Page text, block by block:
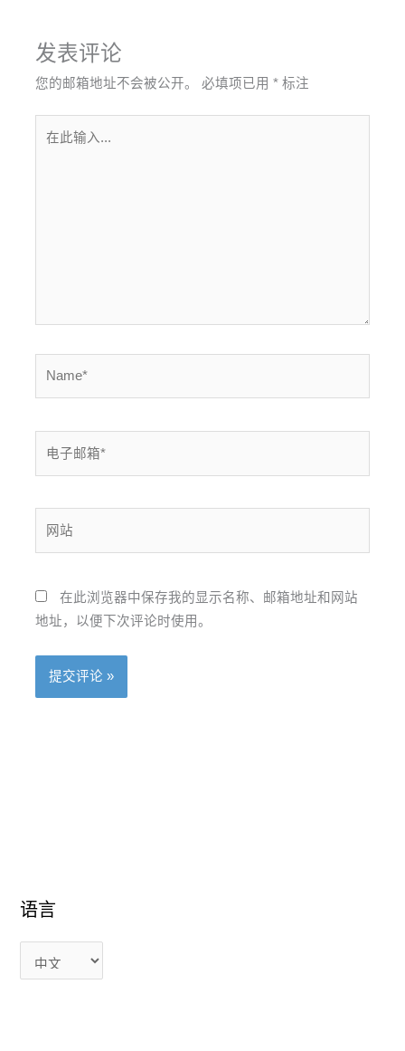
发表评论
您的邮箱地址不会被公开。 必填项已用* 标注
箱
在此浏览器中保存我的显示名称、邮箱地址和网站
地址，以便下次评论时使用。
语言
言
言